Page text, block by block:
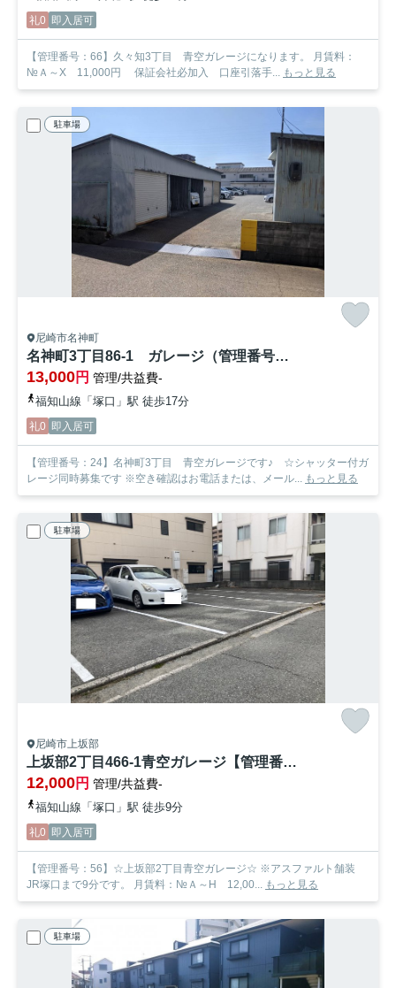
礼0 即入居可
【管理番号：66】久々知3丁目 青空ガレージになります。 月賃料：
№Ａ～X 11,000円 保証会社必加入 口座引落手...
もっと見る
駐車場
尼崎市名神町
名神町3丁目86-1 ガレージ（管理番号：24）
13,000円 管理/共益費-
福知山線「塚口」駅 徒歩17分
礼0 即入居可
【管理番号：24】名神町3丁目 青空ガレージです♪ ☆シャッター付ガ
レージ同時募集です ※空き確認はお電話または、メール...
もっと見る
駐車場
尼崎市上坂部
上坂部2丁目466-1青空ガレージ【管理番号56】
12,000円 管理/共益費-
福知山線「塚口」駅 徒歩9分
礼0 即入居可
【管理番号：56】☆上坂部2丁目青空ガレージ☆ ※アスファルト舗装
JR塚口まで9分です。 月賃料：№Ａ～H 12,00...
もっと見る
駐車場